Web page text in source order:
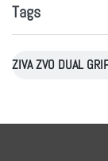
Tags
ZIVA ZVO DUAL